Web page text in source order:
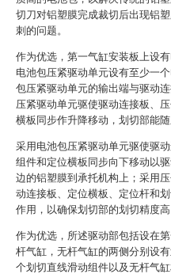
切刀对铝塑膜完成裁切后出现铝
刺的问题。
作为优选，第一气缸安装板上设
电池包压紧驱动单元设有至少一
包压紧驱动单元的输出端与驱动
压紧驱动单元驱使驱动连接板、
横板同步作升降移动，划切部能随
采用电池包压紧驱动单元驱使驱
组件和定位横板同步向下移动以
边的铝塑膜到承托机构上；采用
动连接板、定位横板、定位杆和
作用，以确保划切部的划切精度高
作为优选，所述驱动部包括设在
杆气缸，无杆气缸的两侧分别设
个划切直线滑动组件以及无杆气